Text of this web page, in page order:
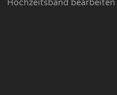
Hochzeitsband bearbeiten